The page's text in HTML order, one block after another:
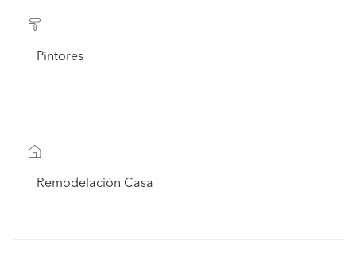
Pintores
Remodelación Casa